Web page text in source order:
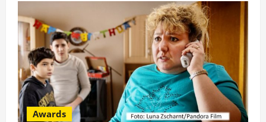
Staffelfinale
mit
Guido
Maria
Kretschmer
Awards